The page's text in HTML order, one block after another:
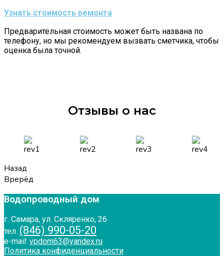
Узнать стоимость ремонта
Предварительная стоимость может быть названа по
телефону, но мы рекомендуем вызвать сметчика, чтобы
оценка была точной.
Отзывы о нас
Назад
Врерёд
Водопроводный дом
г. Самара, ул. Скляренко, 26
тел. (846) 990-05-20
e-mail: vpdom63@yandex.ru
Политика конфиденциальности